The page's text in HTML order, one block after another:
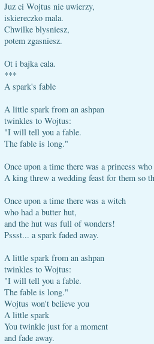
Juz ci Wojtus nie uwierzy,
iskiereczko mala.
Chwilke blysniesz,
potem zgasniesz.
Ot i bajka cala.
***
A spark's fable
A little spark from an ashpan
twinkles to Wojtus:
"I will tell you a fable.
The fable is long."
Once upon a time there was a princess
A king threw a wedding feast for them so
Once upon a time there was a witch
who had a butter hut,
and the hut was full of wonders!
Pssst... a spark faded away.
A little spark from an ashpan
twinkles to Wojtus:
"I will tell you a fable.
The fable is long."
Wojtus won't believe you
A little spark
You twinkle just for a moment
and fade away.